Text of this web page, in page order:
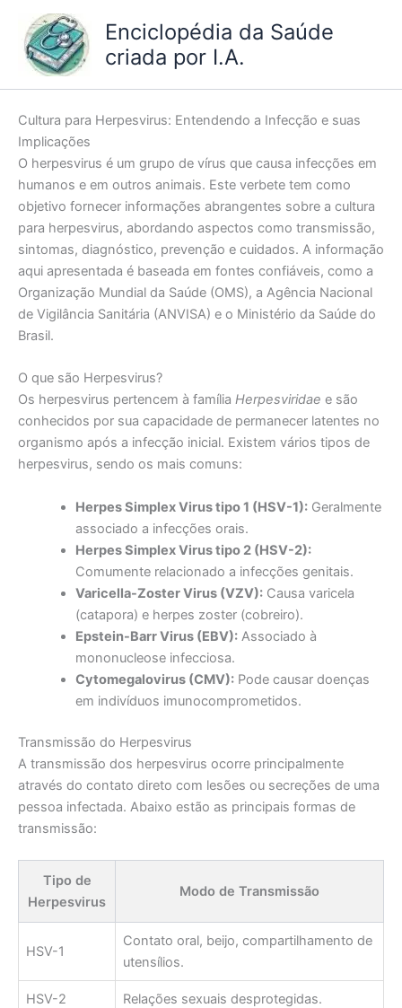
conteúdo
Enciclopédia da Saúde
criada por I.A.
Cultura para Herpesvirus: Entendendo a Infecção e suas
Implicações
O herpesvirus é um grupo de vírus que causa infecções em
humanos e em outros animais. Este verbete tem como
objetivo fornecer informações abrangentes sobre a cultura
para herpesvirus, abordando aspectos como transmissão,
sintomas, diagnóstico, prevenção e cuidados. A informação
aqui apresentada é baseada em fontes confiáveis, como a
Organização Mundial da Saúde (OMS), a Agência Nacional
de Vigilância Sanitária (ANVISA) e o Ministério da Saúde do
Brasil.
O que são Herpesvirus?
Os herpesvirus pertencem à família Herpesviridae e são
conhecidos por sua capacidade de permanecer latentes no
organismo após a infecção inicial. Existem vários tipos de
herpesvirus, sendo os mais comuns:
Herpes Simplex Virus tipo 1 (HSV-1):Geralmente
associado a infecções orais.
Herpes Simplex Virus tipo 2 (HSV-2):
Comumente relacionado a infecções genitais.
Varicella-Zoster Virus (VZV):Causa varicela
(catapora) e herpes zoster (cobreiro).
Epstein-Barr Virus (EBV):Associado à
mononucleose infecciosa.
Cytomegalovirus (CMV):Pode causar doenças
em indivíduos imunocomprometidos.
Transmissão do Herpesvirus
A transmissão dos herpesvirus ocorre principalmente
através do contato direto com lesões ou secreções de uma
pessoa infectada. Abaixo estão as principais formas de
transmissão:
Tipo de
Herpesvirus
Modo de Transmissão
HSV-1
Contato oral, beijo, compartilhamento de
utensílios.
HSV-2 Relações sexuais desprotegidas.